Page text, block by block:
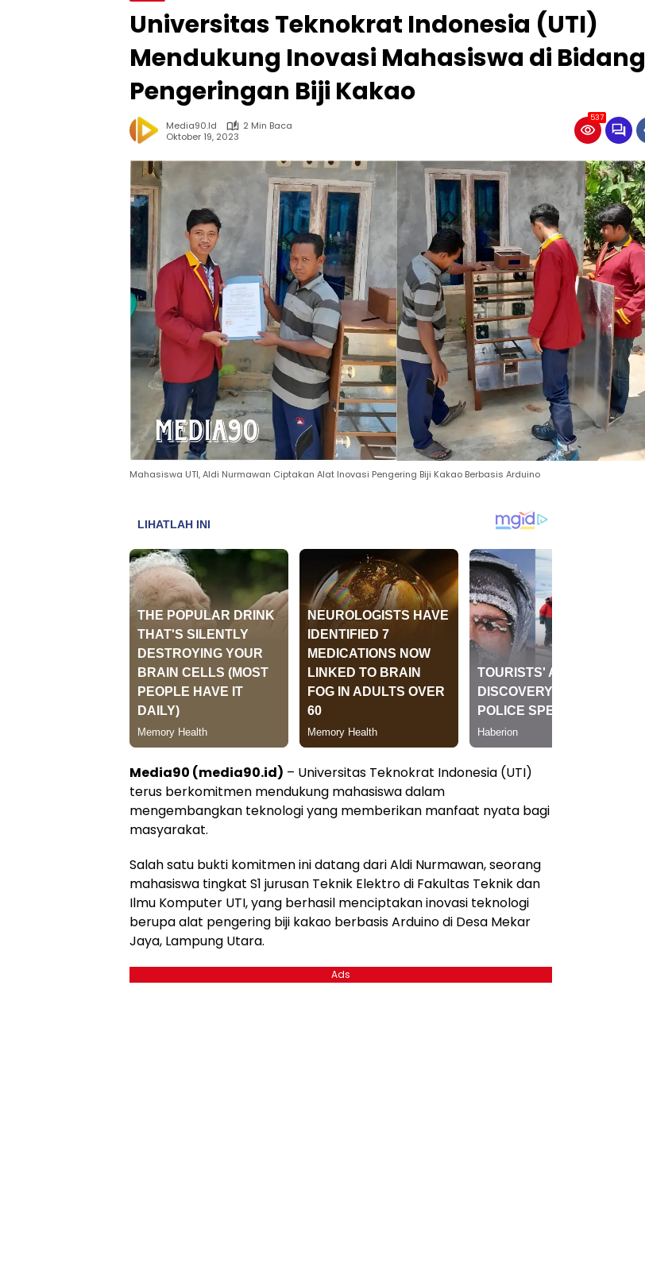
Universitas Teknokrat Indonesia (UTI)
Mendukung Inovasi Mahasiswa di Bidang
Pengeringan Biji Kakao
Media90.id
2 Min Baca
Oktober 19, 2023
537
Mahasiswa UTI, Aldi Nurmawan Ciptakan Alat Inovasi Pengering Biji Kakao Berbasis Arduino
Media90 (media90.id) – Universitas Teknokrat Indonesia (UTI)
terus berkomitmen mendukung mahasiswa dalam
mengembangkan teknologi yang memberikan manfaat nyata bagi
masyarakat.
Salah satu bukti komitmen ini datang dari Aldi Nurmawan, seorang
mahasiswa tingkat S1 jurusan Teknik Elektro di Fakultas Teknik dan
Ilmu Komputer UTI, yang berhasil menciptakan inovasi teknologi
berupa alat pengering biji kakao berbasis Arduino di Desa Mekar
Jaya, Lampung Utara.
Ads